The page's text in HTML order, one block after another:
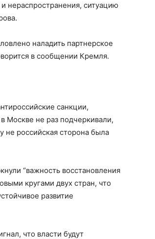
нераспространения, ситуацию
наладить партнерское
в сообщении Кремля.
санкции,
Москве не раз подчеркивали,
не российская сторона была
“важность восстановления
кругами двух стран, что
развитие
что власти будут